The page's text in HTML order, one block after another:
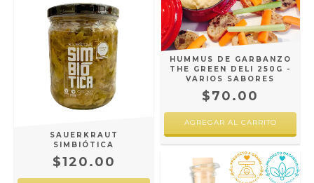
SAUERKRAUT
SIMBIÓTICA
$120.00
HUMMUS DE GARBANZO
THE GREEN DELI 250G -
VARIOS SABORES
$70.00
AGREGAR AL CARRITO